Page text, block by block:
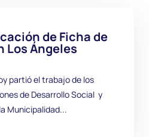
de Ficha de
Los Ángeles
partió el trabajo de los
de Desarrollo Social y
Municipalidad...